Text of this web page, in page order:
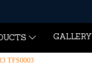
GALLERY
TFS0003